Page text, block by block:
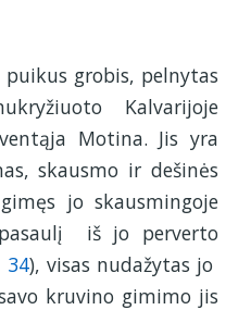
grobis, pelnytas
Kalvarijoje
Motina. Jis yra
skausmo ir dešinės
jo skausmingoje
iš jo perverto
34), visas nudažytas jo
kruvino gimimo jis